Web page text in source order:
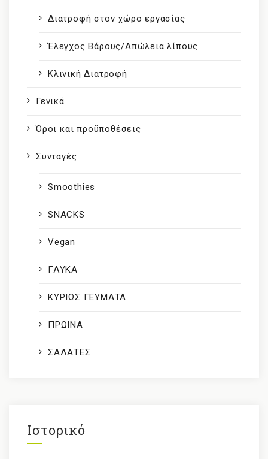
Διατροφή στον χώρο εργασίας
Έλεγχος Βάρους/Απώλεια λίπους
Κλινική Διατροφή
Γενικά
Όροι και προϋποθέσεις
Συνταγές
Smoothies
SNACKS
Vegan
ΓΛΥΚΑ
ΚΥΡΙΩΣ ΓΕΥΜΑΤΑ
ΠΡΩΙΝΑ
ΣΑΛΑΤΕΣ
Ιστορικό